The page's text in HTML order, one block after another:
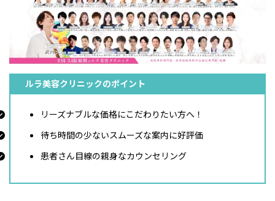
ルラ美容クリニックのポイント
リーズナブルな価格にこだわりたい方へ！
待ち時間の少ないスムーズな案内に好評価
患者さん目線の親身なカウンセリング